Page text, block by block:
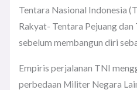
Tentara Nasional Indonesia
Rakyat- Tentara Pejuang dan
sebelum membangun diri
Empiris perjalanan TNI
perbedaan Militer Negara